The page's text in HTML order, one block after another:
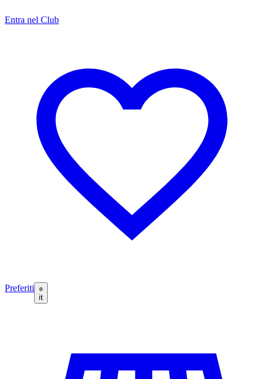
Entra nel Club
Preferiti
it